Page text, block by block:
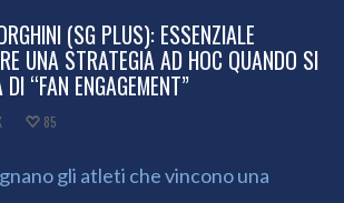
(SG PLUS): ESSENZIALE
UNA STRATEGIA AD HOC QUANDO SI
DI “FAN ENGAGEMENT”
85